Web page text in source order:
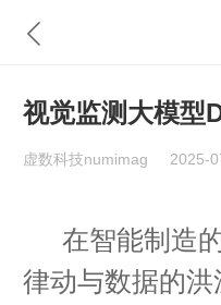
视觉监测大模型
虚数科技numimag 2025-
在智能制造
律动与数据的